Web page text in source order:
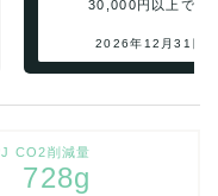
30,000円以上で利
2026年12月31日
CO2削減量
728g